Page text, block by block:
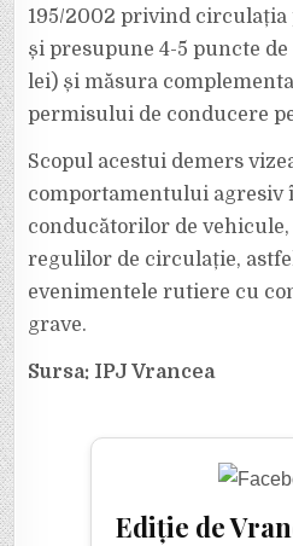
195/2002 privind
și presupune 4-5 puncte
lei) și măsura
permisului de conducere
Scopul acestui demers
comportamentului agresiv
conducătorilor de
regulilor de circulație,
evenimentele rutiere cu
grave.
Sursa: IPJ Vrancea
Ediție de